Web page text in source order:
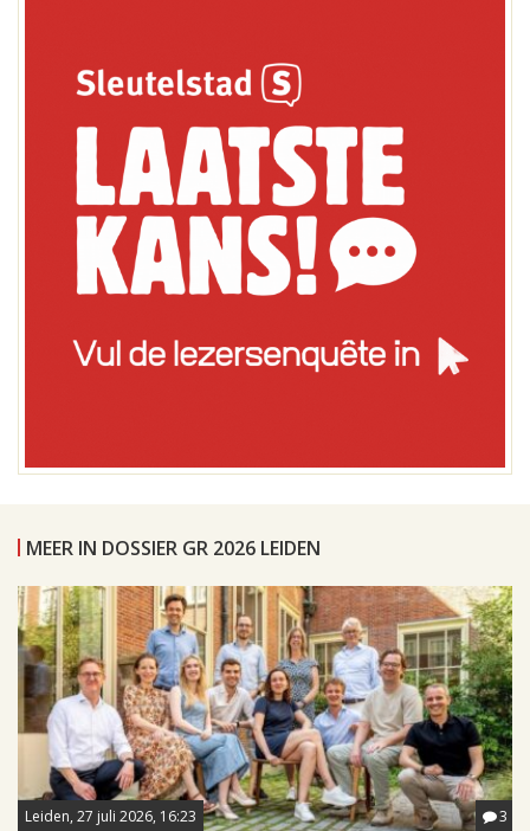
MEER IN DOSSIER GR 2026 LEIDEN
Leiden, 27 juli 2026, 16:23 3